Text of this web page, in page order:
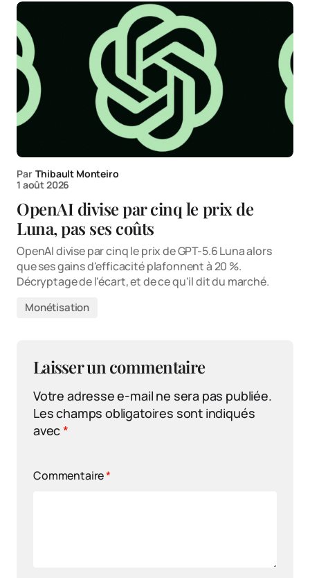
Par Thibault Monteiro
1 août 2026
OpenAI divise par cinq le prix de
Luna, pas ses coûts
OpenAI divise par cinq le prix de GPT-5.6 Luna alors
que ses gains d'efficacité plafonnent à 20 %.
Décryptage de l'écart, et de ce qu'il dit du marché.
Monétisation
Laisser un commentaire
Votre adresse e-mail ne sera pas publiée.
Les champs obligatoires sont indiqués
avec*
Commentaire*